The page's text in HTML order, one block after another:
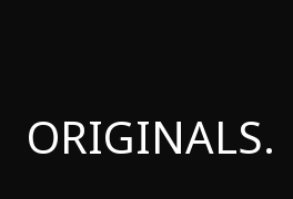
ORIGINALS.